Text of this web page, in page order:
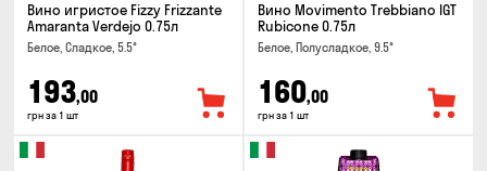
Вино игристое Fizzy Frizzante
Amaranta Verdejo 0.75л
Белое, Сладкое, 5.5°
193,00
грн за 1 шт
Вино Movimento Trebbiano IGT
Rubicone 0.75л
Белое, Полусладкое, 9.5°
160,00
грн за 1 шт